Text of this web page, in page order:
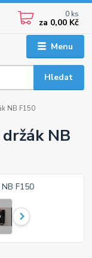
Menu
Hledat
0 ks
za 0,00 Kč
NB F150
NB